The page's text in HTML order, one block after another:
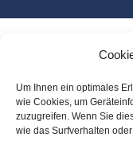
Um Ihnen ein optimales
wie Cookies, um
zuzugreifen. Wenn Sie
wie das Surfverhalten